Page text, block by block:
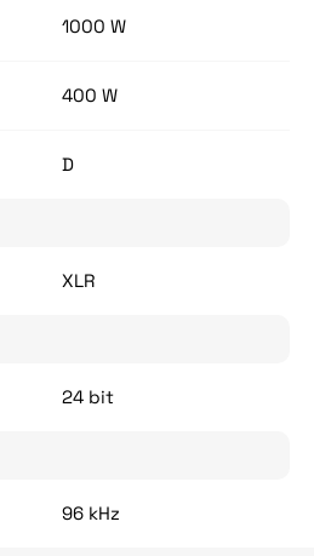
1000 W
400 W
D
XLR
24 bit
96 kHz